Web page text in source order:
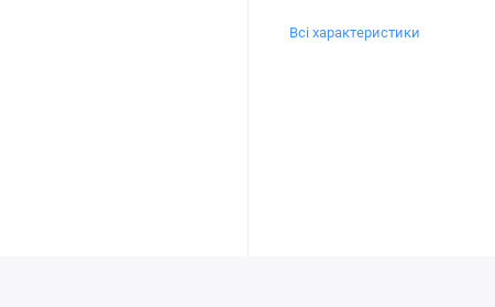
Всі характеристики